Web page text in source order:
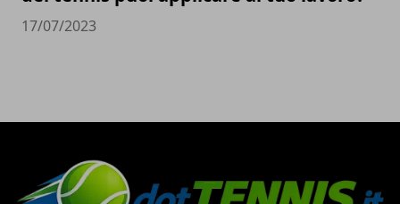
17/07/2023